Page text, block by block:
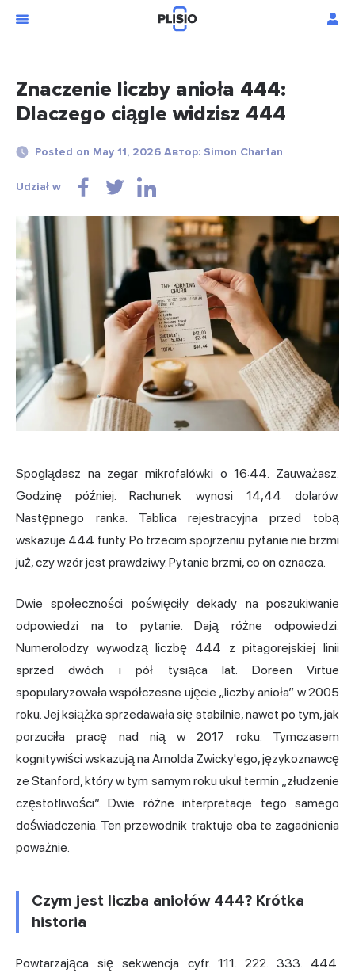
Znaczenie liczby anioła 444:
Dlaczego ciągle widzisz 444
Posted on May 11, 2026 Автор: Simon Chartan
Udział w
Spoglądasz na zegar mikrofalówki o 16:44. Zauważasz.
Godzinę później. Rachunek wynosi 14,44 dolarów.
Następnego ranka. Tablica rejestracyjna przed tobą
wskazuje 444 funty. Po trzecim spojrzeniu pytanie nie brzmi
już, czy wzór jest prawdziwy. Pytanie brzmi, co on oznacza.
Dwie społeczności poświęciły dekady na poszukiwanie
odpowiedzi na to pytanie. Dają różne odpowiedzi.
Numerolodzy wywodzą liczbę 444 z pitagorejskiej linii
sprzed dwóch i pół tysiąca lat. Doreen Virtue
spopularyzowała współczesne ujęcie „liczby anioła” w 2005
roku. Jej książka sprzedawała się stabilnie, nawet po tym, jak
porzuciła pracę nad nią w 2017 roku. Tymczasem
kognitywiści wskazują na Arnolda Zwicky'ego, językoznawcę
ze Stanford, który w tym samym roku ukuł termin „złudzenie
częstotliwości”. Dwie różne interpretacje tego samego
doświadczenia. Ten przewodnik traktuje oba te zagadnienia
poważnie.
Czym jest liczba aniołów 444? Krótka
historia
Powtarzająca się sekwencja cyfr. 111. 222. 333. 444.